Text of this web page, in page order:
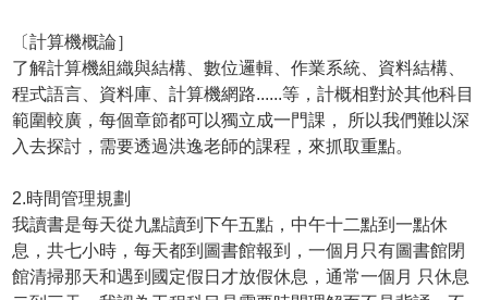
〔計算機概論］
了解計算機組織與結構、數位邏輯、作業系統、資料結構、
程式語言、資料庫、計算機網路......等，計概相對於其他科目
範圍較廣，每個章節都可以獨立成一門課， 所以我們難以深
入去探討，需要透過洪逸老師的課程，來抓取重點。
2.時間管理規劃
我讀書是每天從九點讀到下午五點，中午十二點到一點休
息，共七小時，每天都到圖書館報到，一個月只有圖書館閉
館清掃那天和遇到國定假日才放假休息，通常一個月 只休息